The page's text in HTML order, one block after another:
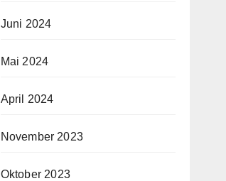
Juni 2024
Mai 2024
April 2024
November 2023
Oktober 2023